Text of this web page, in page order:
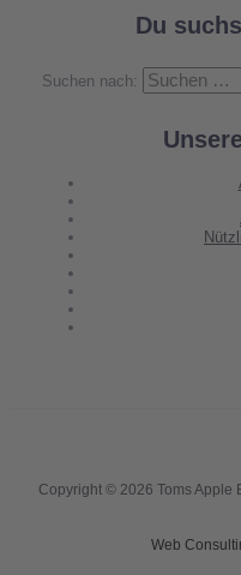
Du
Suchen nach:
Copyright © 2026 Toms Apple
Web